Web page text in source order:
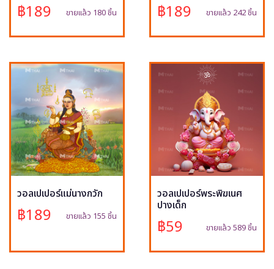
฿189 ขายแล้ว 180 ชิ้น ฿189 ขายแล้ว 242 ชิ้น
วอลเปเปอร์แม่นางกวัก
฿189 ขายแล้ว 155 ชิ้น
วอลเปเปอร์พระพิฆเนศ
ปางเด็ก
฿59 ขายแล้ว 589 ชิ้น